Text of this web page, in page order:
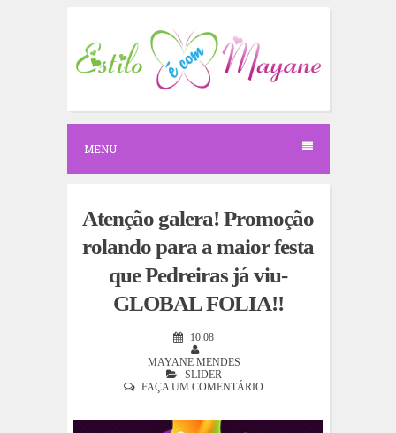
c
o
e
MENU
Atenção galera! Promoção
rolando para a maior festa
que Pedreiras já viu-
GLOBAL FOLIA!!
10:08
MAYANE MENDES
SLIDER
FAÇA UM COMENTÁRIO